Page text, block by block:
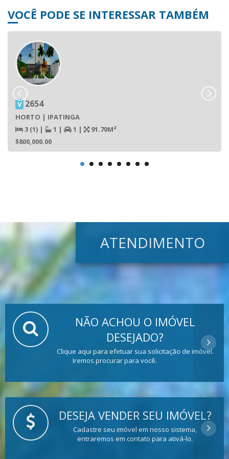
VOCÊ PODE SE INTERESSAR TAMBÉM
V 2654
HORTO | IPATINGA
3 (1) | 1 | 1 |
91.70M²
$800,000.00
ATENDIMENTO
NÃO ACHOU O IMÓVEL
DESEJADO?
Clique aqui para efetuar sua solicitação de imóvel.
Iremos procurar para você.
DESEJA VENDER SEU IMÓVEL?
Cadastre seu imóvel em nosso sistema,
entraremos em contato para ativá-lo.